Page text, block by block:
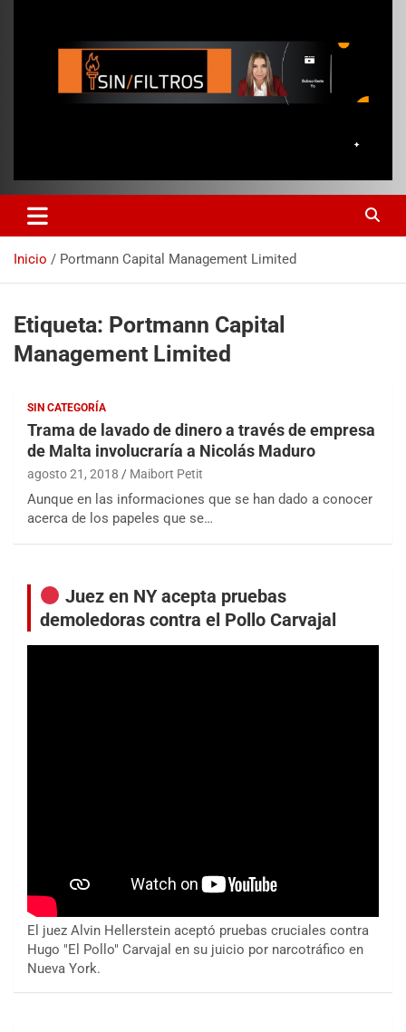
Inicio Portmann Capital Management Limited
Etiqueta: Portmann Capital
Management Limited
SIN CATEGORÍA
Trama de lavado de dinero a través de empresa
de Malta involucraría a Nicolás Maduro
agosto 21, 2018 Maibort Petit
Aunque en las informaciones que se han dado a conocer
acerca de los papeles que se…
Juez en NY acepta pruebas
demoledoras contra el Pollo Carvajal
El juez Alvin Hellerstein aceptó pruebas cruciales contra
Hugo "El Pollo" Carvajal en su juicio por narcotráfico en
Nueva York.